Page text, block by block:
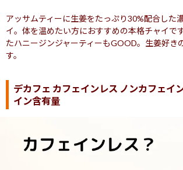
アッサムティーに生姜をたっぷり30%配合した
イ。体を温めたい方におすすめの本格チャイで
たハニージンジャーティーもGOOD。生姜好き
す。
デカフェ カフェインレス ノンカフェイ
イン含有量